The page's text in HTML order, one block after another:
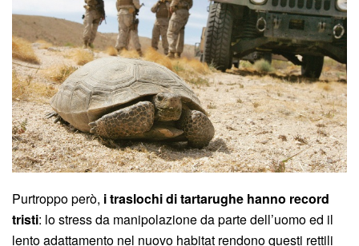
Purtroppo però, i traslochi di tartarughe hanno record
tristi: lo stress da manipolazione da parte dell’uomo ed il
lento adattamento nel nuovo habitat rendono questi rettili